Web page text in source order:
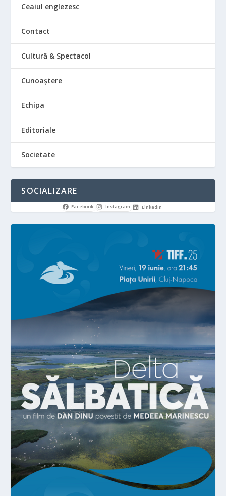
Ceaiul englezesc
Contact
Cultură & Spectacol
Cunoaștere
Echipa
Editoriale
Societate
SOCIALIZARE
Facebook Instagram LinkedIn